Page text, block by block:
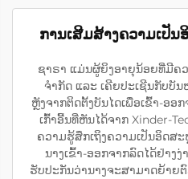
ການເສີມສ້າງຄວາມເປັ
ຊາຣາ ແມ່ນຜູ້ຍິງອາຍຸນ້ອຍທີ່ມີຄ
ຈຳກັດ ແລະ ເຄີຍປະເຊີນກັບບັນ
ຫຼັງຈາກຕິດຕັ້ງບັນໄດເພື່ອເຂົ້າ-ອອ
ເກົ້າອີ້ນທີ່ຫັນໄດ້ຈາກ Xinder-
ຄວາມຮູ້ສຶກເຖິງຄວາມເປັນອິດສ
ນາງເຂົ້າ-ອອກຈາກລົດໄດ້ຢ່າງ
ຮັບປະກັນວ່ານາງຈະສາມາດຍ້າຍ